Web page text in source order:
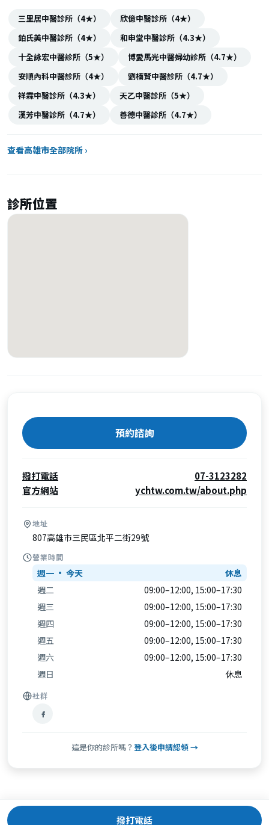
三里居中醫診所（4★）
欣億中醫診所（4★）
鉑氏美中醫診所（4★）
和申堂中醫診所（4.3★）
十全詠宏中醫診所（5★）
博愛馬光中醫婦幼診所（4.7★）
安順內科中醫診所（4★）
劉楠賢中醫診所（4.7★）
祥霖中醫診所（4.3★）
天乙中醫診所（5★）
漢芳中醫診所（4.7★）
善德中醫診所（4.7★）
查看高雄市全部院所 ›
診所位置
預約諮詢
撥打電話
07-3123282
官方網站
ychtw.com.tw/about.php
地址
807高雄市三民區北平二街29號
營業時間
週一
休息
週二
09:00–12:00, 15:00–17:30
週三
09:00–12:00, 15:00–17:30
週四
09:00–12:00, 15:00–17:30
週五
09:00–12:00, 15:00–17:30
週六
09:00–12:00, 15:00–17:30
週日
休息
社群
這是你的診所嗎？ 登入後申請認領 →
撥打電話